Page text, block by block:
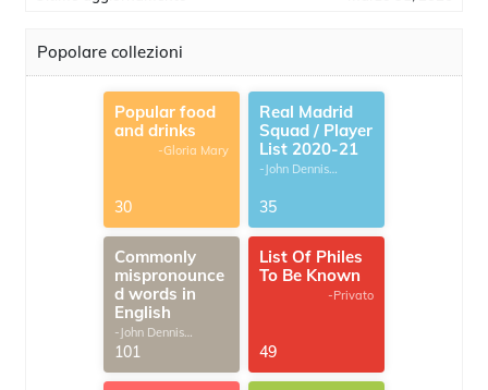
Popolare collezioni
Popular food
and drinks
-Gloria Mary
30
Real Madrid
Squad / Player
List 2020-21
-John Dennis
35
Commonly
mispronounce
d words in
English
-John Dennis
G.Thomas
101
List Of Philes
To Be Known
-Privato
49